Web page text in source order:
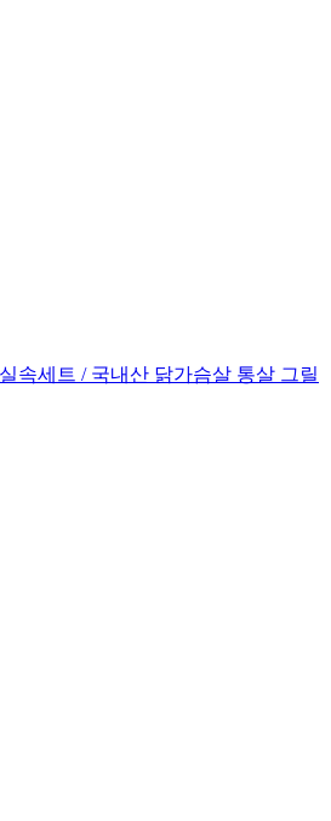
속세트 / 국내산 닭가슴살 통살 그릴